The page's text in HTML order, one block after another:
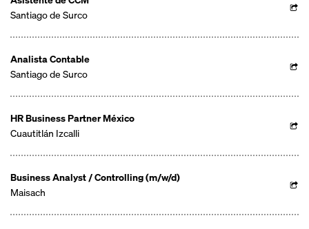
Santiago de Surco
Analista Contable
Santiago de Surco
HR Business Partner México
Cuautitlán Izcalli
Business Analyst / Controlling (m/w/d)
Maisach